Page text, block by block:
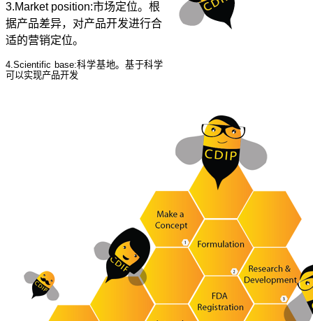
3.Market position:市场定位。根
据产品差异，对产品开发进行合
适的营销定位。
4.Scientific base:科学基地。基于科学
可以实现产品开发